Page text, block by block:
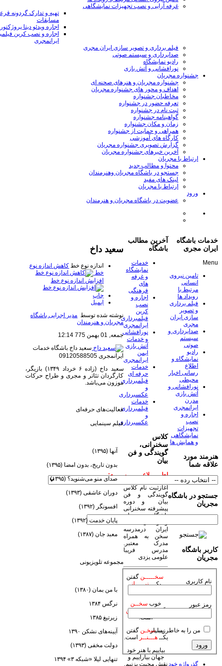
غرفه آرایی و نصب تجهیزات نمایشگاهی
تهیه و تدارک گردونه
مسابقات
اجاره ویدئو دیتا
اجاره و نصب کرین
ایرانمجری
فیلم برداری و تصویر سازی ایران مجری
صدابرداری و سیستم صوتی
رادیو نمایشگاه
نورافشانی و آتش بازی
جشنواره مجریان
جشنواره مجریان و هنرهای صحنه ای
اهداف و محور های جشنواره مجریان
مخاطبان جشنواره
تعرفه حضور در جشنواره
ثبت نام در جشنواره
گواهینامه جشنواره
زمان و مکان جشنواره
همراهی و حمایت از جشنواره
کارگاه های آموزشی
گزارش تصویری جشنواره مجریان
آخرین خبرهای جشنواره مجریان
ارتباط با مجریان
محتوا و مطالب جدید
جستجو در باشگاه مجریان وهنرمندان
لینک های مفید
ارتباط با مجریان
ورود
عضویت در باشگاه مجریان و هنرمندان
سعید داخ
اندازه نوع خط کاهش اندازه نوع
خط
افزایش اندازه نوع خط
چاپ
ایمیل
نوشته شده توسط مدیر اجرایی باشگاه
مجریان و هنرمندان
جمعه, 01 بهمن 775 12:14
سعید داخ باشگاه خدمات
ایرانمجری 09120588505
سعید داخ (زاده ۶ خرداد ۱۳۴۹) بازیگر،
کارگردان تئاتر و مجری و طراح حرکات
موزون می‌باشد.
فعالیت‌های حرفه‌ای
فیلم سینمایی
آنها (۱۳۹۵)
بدون تاریخ، بدون امضا (۱۳۹۵)
صدای منو می‌شنوید؟ (۱۳۹۵)
دوران عاشقی (۱۳۹۳)
افسونگر (۱۳۹۲)
پایان خدمت (۱۳۹۲)
معبد جان (۱۳۸۷)
مجموعه تلویزیونی
با من بمان (۱۳۸۰)
نرگس ۱۳۸۴
زیرتیغ ۱۳۸۵
آیینه‌های نشکن ۱۳۹۰
دولت مخفی (۱۳۹۳)
تنهایی لیلا «شبکه ۳» ۱۳۹۴
آخرین مطالب
باشگاه
خدمات
نمایشگاه
و غرفه
های
فرهنگی
اجاره و
نصب
کرین
فیلمبرداری
ایرانمجری
نورافشانی
و خدمات
آتش بازی
ایمن
ایرانمجری
خدمات
حرفه ای
فیلمبرداری
و
عکسبرداری
خدمات
فیلمبرداری
و
عکسبرداری
کلاس
سخنرانی،
گویندگی و فن
بیان
اطــــــلاعــــــــیــــــه:
آغازثبت نام کلاس
گویندگی و فن
بیان و دوره
پیشرفته سخنرانی
باشگاه مجریان
ایران درمدرسه
سخن به همراه
مدرک معتبر.
مدرس فریبا
علومی یزدی
سخـــــنگفتن
یکـــنیـــــاز
خوب سخــن
گفتن یکـفـــــن
است.
زیباسخـن گفتن
یکــهـــنــر
است.
بیاییم با هنر خود
جهان بیاراییم و
نقش محبت بزنیم.
خدمات باشگاه
ایران مجری
Menu
تامین نیروی
انسانی
مرتبط با
رویداد ها
فیلم برداری
و تصویر
سازی ایران
مجری
صدابرداری و
سیستم
صوتی
رادیو
نمایشگاه و
اطلاع
رسانی اخبار
محیطی
نورافشانی و
آتش بازی
مدرن
ایرانمجری
اجاره و
نصب
تجهیزات
نمایشگاهی
و همایش ها
هنرمند مورد
علاقه شما
جستجو در باشگاه
مجریان
کاربر باشگاه
مجریان
نام کاربری
رمز عبور
من را به خاطر بسپار
گذرواژه خود